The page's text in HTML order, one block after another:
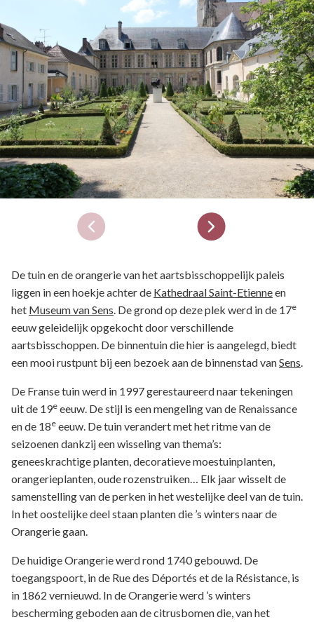
De tuin en de orangerie van het aartsbisschoppelijk paleis
liggen in een hoekje achter de Kathedraal Saint-Etienneen
het Museum van Sens . De grond op deze plek werd in de 17e
eeuw geleidelijk opgekocht door verschillende
aartsbisschoppen. De binnentuin die hier is aangelegd, biedt
een mooi rustpunt bij een bezoek aan de binnenstad vanSens
De Franse tuin werd in 1997 gerestaureerd naar tekeningen
uit de 19e eeuw. De stijl is een mengeling van de Renaissance
en de 18e eeuw. De tuin verandert met het ritme van de
seizoenen dankzij een wisseling van thema’s:
geneeskrachtige planten, decoratieve moestuinplanten,
orangerieplanten, oude rozenstruiken… Elk jaar wisselt de
samenstelling van de perken in het westelijke deel van de tuin.
In het oostelijke deel staan planten die ’s winters naar de
Orangerie gaan.
De huidige Orangerie werd rond 1740 gebouwd. De
toegangspoort, in de Rue des Déportés et de la Résistance, is
in 1862 vernieuwd. In de Orangerie werd ’s winters
bescherming geboden aan de citrusbomen die, van het